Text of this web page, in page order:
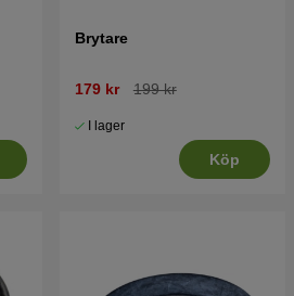
Brytare
179 kr 199 kr
I lager
Köp